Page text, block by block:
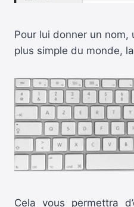
Pour lui donner un nom,
plus simple du monde,
Cela vous permettra